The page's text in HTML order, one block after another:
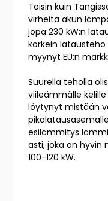
Toisin kuin
virheitä akun
jopa 230 kW:n
korkein
myynyt EU:n
Suurella teholla
viileämmälle
löytynyt mistään
esilämmitys
asti, joka on
100-120 kW.